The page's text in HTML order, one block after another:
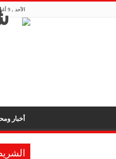
الأحد , 9 أغسطس 2026
أخبار